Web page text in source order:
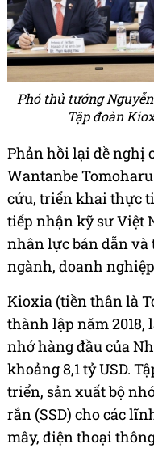
Phó thủ tướng
Tập đoàn
Phản hồi lại đề nghị
Wantanbe
cứu, triển khai thực
tiếp nhận kỹ sư Việt
nhân lực bán dẫn và
ngành, doanh
Kioxia (tiền thân là
thành lập năm 2018,
nhớ hàng đầu của
khoảng 8,1 tỷ USD.
triển, sản xuất bộ
rắn (SSD) cho các
mây, điện thoại